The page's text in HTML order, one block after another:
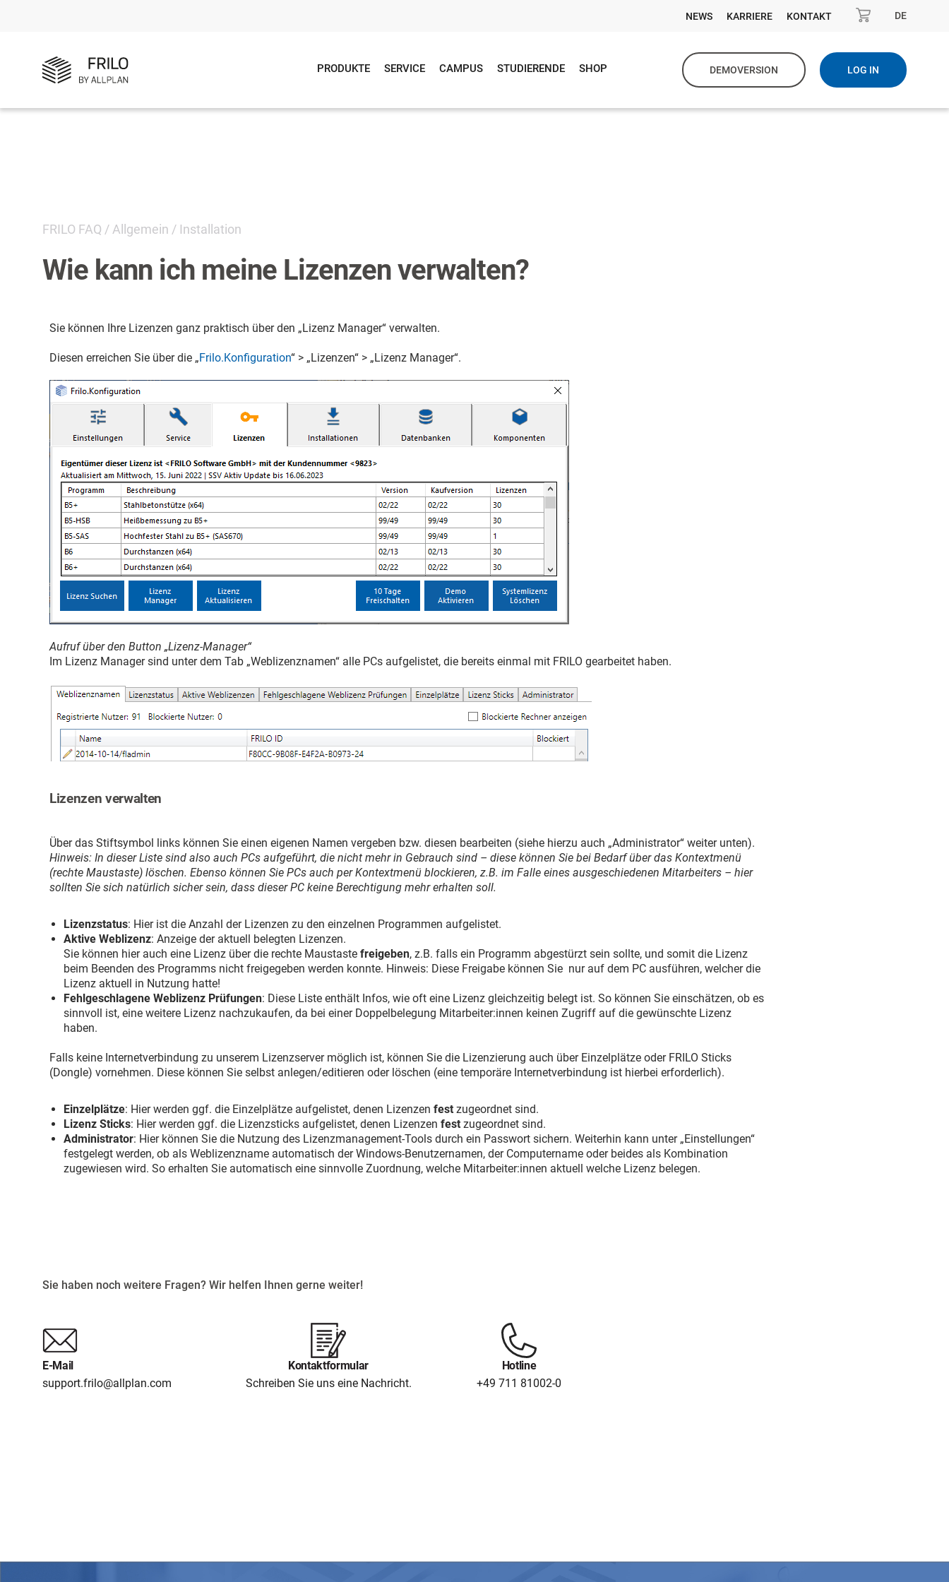
NEWS KARRIERE KONTAKT DE
PRODUKTE SERVICE CAMPUS STUDIERENDE SHOP DEMOVERSION LOG IN
FRILO FAQ / Allgemein / Installation
Wie kann ich meine Lizenzen verwalten?
Sie können Ihre Lizenzen ganz praktisch über den „Lizenz Manager“ verwalten.
Diesen erreichen Sie über die „Frilo.Konfiguration“ > „Lizenzen“ > „Lizenz Manager“.
Aufruf über den Button „Lizenz-Manager“
Im Lizenz Manager sind unter dem Tab „Weblizenznamen“ alle PCs aufgelistet, die bereits einmal mit FRILO gearbeitet haben.
Lizenzen verwalten
Über das Stiftsymbol links können Sie einen eigenen Namen vergeben bzw. diesen bearbeiten (siehe hierzu auch „Administrator“ weiter unten).
Hinweis: In dieser Liste sind also auch PCs aufgeführt, die nicht mehr in Gebrauch sind – diese können Sie bei Bedarf über das Kontextmenü
(rechte Maustaste) löschen. Ebenso können Sie PCs auch per Kontextmenü blockieren, z.B. im Falle eines ausgeschiedenen Mitarbeiters – hier
sollten Sie sich natürlich sicher sein, dass dieser PC keine Berechtigung mehr erhalten soll.
Lizenzstatus: Hier ist die Anzahl der Lizenzen zu den einzelnen Programmen aufgelistet.
Aktive Weblizenz: Anzeige der aktuell belegten Lizenzen.
Sie können hier auch eine Lizenz über die rechte Maustaste freigeben, z.B. falls ein Programm abgestürzt sein sollte, und somit die Lizenz
beim Beenden des Programms nicht freigegeben werden konnte. Hinweis: Diese Freigabe können Sie nur auf dem PC ausführen, welcher die
Lizenz aktuell in Nutzung hatte!
Fehlgeschlagene Weblizenz Prüfungen: Diese Liste enthält Infos, wie oft eine Lizenz gleichzeitig belegt ist. So können Sie einschätzen, ob es
sinnvoll ist, eine weitere Lizenz nachzukaufen, da bei einer Doppelbelegung Mitarbeiter:innen keinen Zugriff auf die gewünschte Lizenz
haben.
Falls keine Internetverbindung zu unserem Lizenzserver möglich ist, können Sie die Lizenzierung auch über Einzelplätze oder FRILO Sticks
(Dongle) vornehmen. Diese können Sie selbst anlegen/editieren oder löschen (eine temporäre Internetverbindung ist hierbei erforderlich).
Einzelplätze: Hier werden ggf. die Einzelplätze aufgelistet, denen Lizenzen fest zugeordnet sind.
Lizenz Sticks: Hier werden ggf. die Lizenzsticks aufgelistet, denen Lizenzen fest zugeordnet sind.
Administrator: Hier können Sie die Nutzung des Lizenzmanagement-Tools durch ein Passwort sichern. Weiterhin kann unter „Einstellungen“
festgelegt werden, ob als Weblizenzname automatisch der Windows-Benutzernamen, der Computername oder beides als Kombination
zugewiesen wird. So erhalten Sie automatisch eine sinnvolle Zuordnung, welche Mitarbeiter:innen aktuell welche Lizenz belegen.
Sie haben noch weitere Fragen? Wir helfen Ihnen gerne weiter!
E-Mail
support.frilo@allplan.com
Kontaktformular
Schreiben Sie uns eine Nachricht.
Hotline
+49 711 81002-0